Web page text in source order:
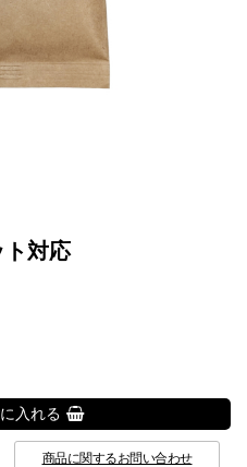
対応
入れる
商品に関するお問い合わせ